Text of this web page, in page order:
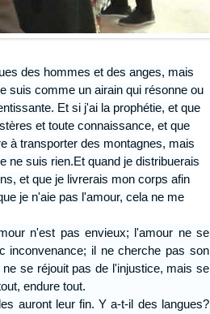
des hommes et des anges, mais
suis comme un airain qui résonne ou
Et si j'ai la prophétie, et que
et toute connaissance, et que
à transporter des montagnes, mais
ne suis rien.Et quand je distribuerais
et que je livrerais mon corps afin
je n'aie pas l'amour, cela ne me
n'est pas envieux; l'amour ne se
inconvenance; il ne cherche pas son
se réjouit pas de l'injustice, mais se
endure tout.
auront leur fin. Y a-t-il des langues?